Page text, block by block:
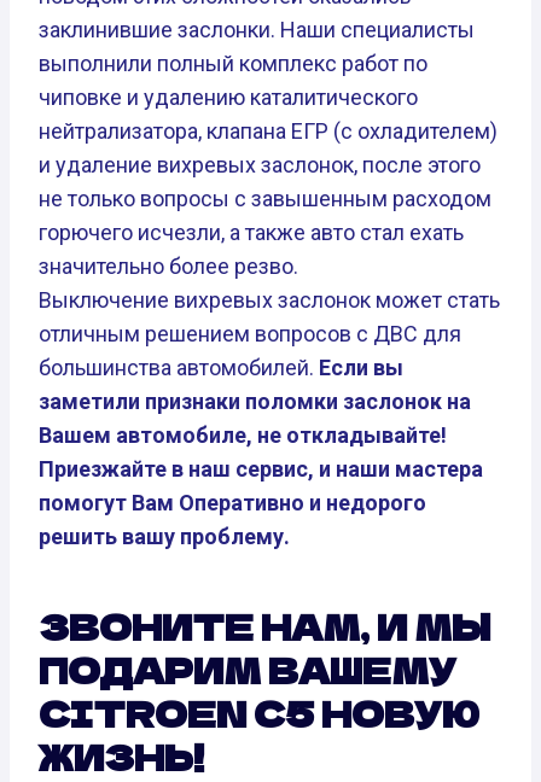
заклинившие заслонки. Наши специалисты
выполнили полный комплекс работ по
чиповке и удалению каталитического
нейтрализатора, клапана ЕГР (с охладителем)
и удаление вихревых заслонок, после этого
не только вопросы с завышенным расходом
горючего исчезли, а также авто стал ехать
значительно более резво.
Выключение вихревых заслонок может стать
отличным решением вопросов с ДВС для
большинства автомобилей. Если вы
заметили признаки поломки заслонок на
Вашем автомобиле, не откладывайте!
Приезжайте в наш сервис, и наши мастера
помогут Вам Оперативно и недорого
решить вашу проблему.
ЗВОНИТЕ НАМ, И МЫ
ПОДАРИМ ВАШЕМУ
CITROEN C5 НОВУЮ
ЖИЗНЬ!